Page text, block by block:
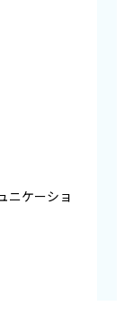
ニケーショ